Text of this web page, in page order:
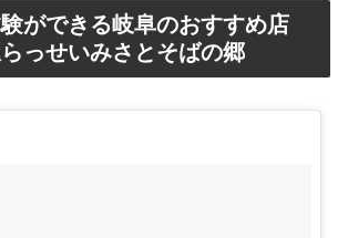
ができる岐阜のおすすめ店
っせいみさとそばの郷